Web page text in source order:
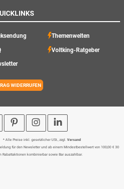
Themenwelten
Voltking-Ratgeber
WIDERRUFEN
* Alle Preise inkl. gesetzlicher USt., zzgl. Versand
für den Newsletter und ab einem Mindestbestellwert von 100,00 € 30
Rabattaktionen kombinierbar sowie Bar auszahlbar.